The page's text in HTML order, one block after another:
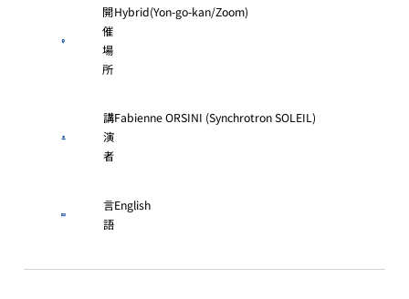
開
催
場
所
Hybrid(Yon-go-kan/Zoom)
講
演
者
Fabienne ORSINI (Synchrotron SOLEIL)
言
語
English